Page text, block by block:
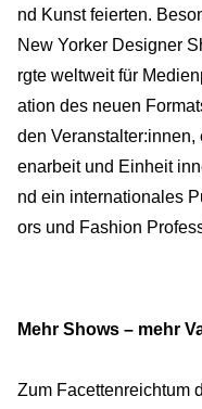
nd Kunst feierten.
New Yorker Designer
rgte weltweit für
ation des neuen
den
enarbeit und Einheit
nd ein internationales
ors und Fashion
Mehr Shows – mehr
Zum Facettenreichtum